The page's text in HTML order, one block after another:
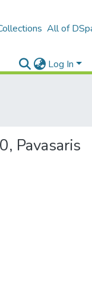
All of
Log In
Pavasaris